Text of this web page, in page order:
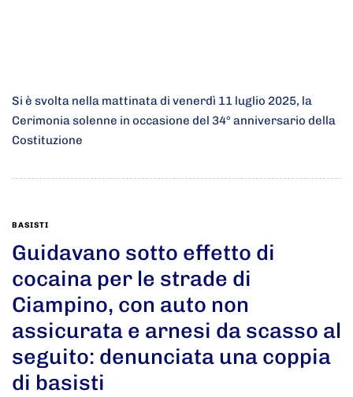
Si è svolta nella mattinata di venerdì 11 luglio 2025, la
Cerimonia solenne in occasione del 34° anniversario della
Costituzione
BASISTI
Guidavano sotto effetto di
cocaina per le strade di
Ciampino, con auto non
assicurata e arnesi da scasso al
seguito: denunciata una coppia
di basisti